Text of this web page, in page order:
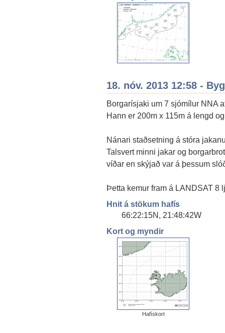
18. nóv. 2013 12:58 -
Borgarísjaki um 7 sjómílur NNA
Hann er 200m x 115m á lengd
Nánari staðsetning á stóra
Talsvert minni jakar og
víðar en skýjað var á þessum
Þetta kemur fram á LANDSAT 8
Hnit á stökum hafís
66:22:15N, 21:48:42W
Kort og myndir
Hafískort